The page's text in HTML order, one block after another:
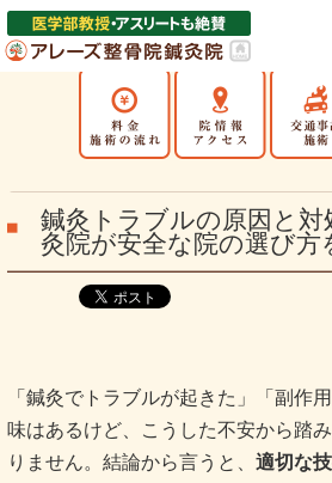
鍼灸トラブルの原因と対
灸院が安全な院の選び方
「鍼灸でトラブルが起きた」「副
味はあるけど、こうした不安から踏
りません。結論から言うと、 適切な